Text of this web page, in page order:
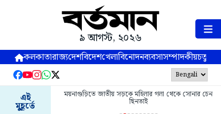
৯ আগস্ট, ২০২৬
কলকাতারাজ্যদেশবিদেশখেলাবিনোদনব্যবসাসম্পাদকীয়
এই
মুহূর্তে
ময়নাগুড়িতে জাতীয় সড়কে মহিলার গলা থেকে সোনার চেন
ছিনতাই